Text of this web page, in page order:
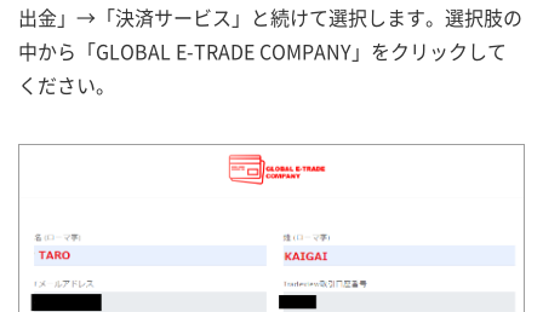
出金」→「決済サービス」と続けて選択します。選択肢の
中から「GLOBAL E-TRADE COMPANY」をクリックして
ください。